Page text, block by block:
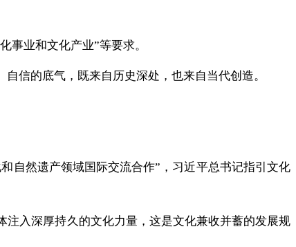
事业和文化产业”等要求。
信的底气，既来自历史深处，也来自当代创造。
自然遗产领域国际交流合作”，习近平总书记指引文化
入深厚持久的文化力量，这是文化兼收并蓄的发展规